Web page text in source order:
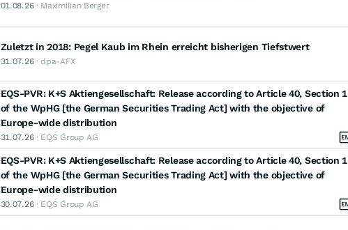
01.08.26· Maximilian Berger
Zuletzt in 2018: Pegel Kaub im Rhein erreicht bisherigen Tiefstwert
31.07.26· dpa-AFX
EQS-PVR: K+S Aktiengesellschaft: Release according to Article 40, Section 1
of the WpHG [the German Securities Trading Act] with the objective of
Europe-wide distribution
31.07.26· EQS Group AG
EQS-PVR: K+S Aktiengesellschaft: Release according to Article 40, Section 1
of the WpHG [the German Securities Trading Act] with the objective of
Europe-wide distribution
30.07.26· EQS Group AG